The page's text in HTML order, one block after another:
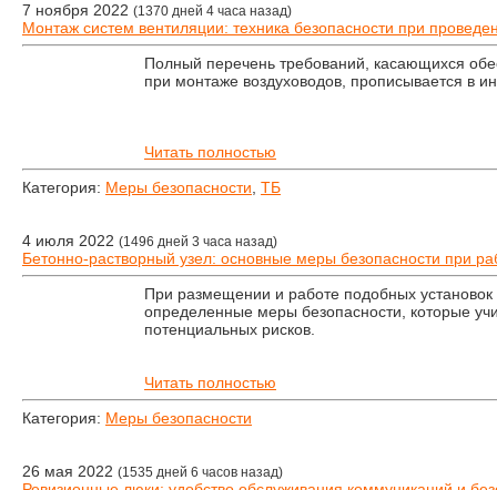
7 ноября 2022 (1370 дней 4 часа назад)
Монтаж систем вентиляции: техника безопасности при
Полный перечень требований, касающихся
при монтаже воздуховодов, прописывается в
Читать полностью
Категория: Меры безопасности ТБ
4 июля 2022 (1496 дней 3 часа назад)
Бетонно-растворный узел: основные меры безопасности при
При размещении и работе подобных установок
определенные меры безопасности, которые
потенциальных рисков.
Читать полностью
Категория: Меры безопасности
26 мая 2022 (1535 дней 6 часов назад)